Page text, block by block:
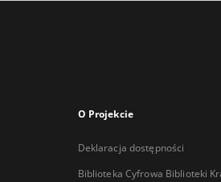
O Projekcie
Deklaracja dostępności
Biblioteka Cyfrowa Biblioteki